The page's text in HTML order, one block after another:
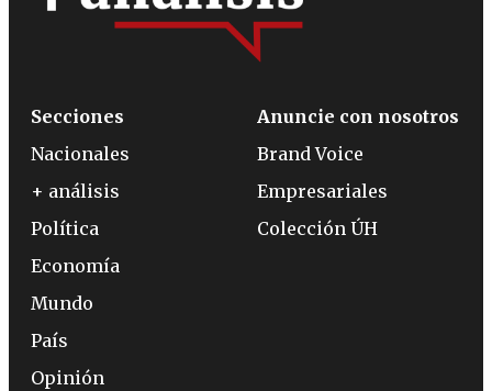
Secciones
Nacionales
+ análisis
Política
Economía
Mundo
País
Opinión
Anuncie con nosotros
Brand Voice
Empresariales
Colección ÚH